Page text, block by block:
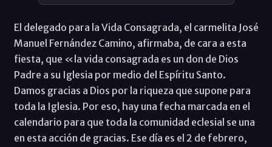
El delegado para la Vida Consagrada, el carmelita José
Manuel Fernández Camino, afirmaba, de cara a esta
fiesta, que «la vida consagrada es un don de Dios
Padre a su Iglesia por medio del Espíritu Santo.
Damos gracias a Dios por la riqueza que supone para
toda la Iglesia. Por eso, hay una fecha marcada en el
calendario para que toda la comunidad eclesial se una
en esta acción de gracias. Ese día es el 2 de febrero,